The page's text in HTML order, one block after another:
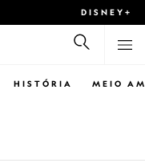
DISNEY+
HISTÓRIA MEIO